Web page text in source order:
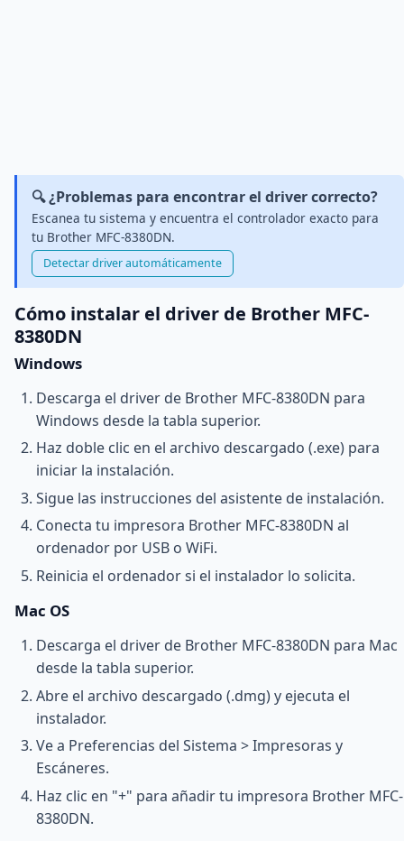
🔍 ¿Problemas para encontrar el driver correcto?
Escanea tu sistema y encuentra el controlador exacto para
tu Brother MFC-8380DN.
Detectar driver automáticamente
Cómo instalar el driver de Brother MFC-
8380DN
Windows
Descarga el driver de Brother MFC-8380DN para
Windows desde la tabla superior.
Haz doble clic en el archivo descargado (.exe) para
iniciar la instalación.
Sigue las instrucciones del asistente de instalación.
Conecta tu impresora Brother MFC-8380DN al
ordenador por USB o WiFi.
Reinicia el ordenador si el instalador lo solicita.
Mac OS
Descarga el driver de Brother MFC-8380DN para Mac
desde la tabla superior.
Abre el archivo descargado (.dmg) y ejecuta el
instalador.
Ve a Preferencias del Sistema > Impresoras y
Escáneres.
Haz clic en "+" para añadir tu impresora Brother MFC-
8380DN.